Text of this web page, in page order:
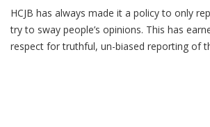
HCJB has always made it a policy to only
try to sway people’s opinions. This has
respect for truthful, un-biased reporting of